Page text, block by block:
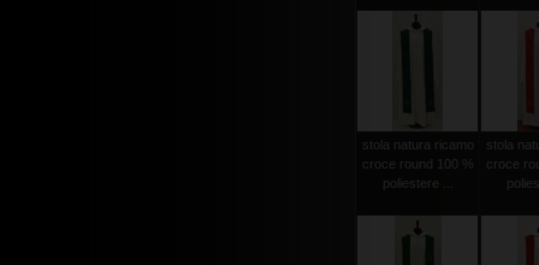
stola natura ricamo
croce round 100 %
poliestere ...
stola
croce